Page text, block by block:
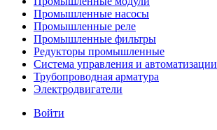
Промышленные насосы
Промышленные реле
Промышленные фильтры
Редукторы промышленные
Система управления и автоматизации
Трубопроводная арматура
Электродвигатели
Войти